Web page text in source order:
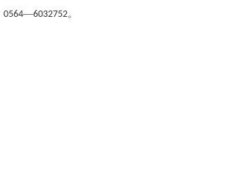
0564—6032752。